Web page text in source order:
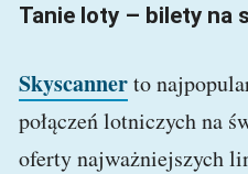
Tanie loty – bilety na
Skyscannerto
połączeń lotniczych na
oferty najważniejszych